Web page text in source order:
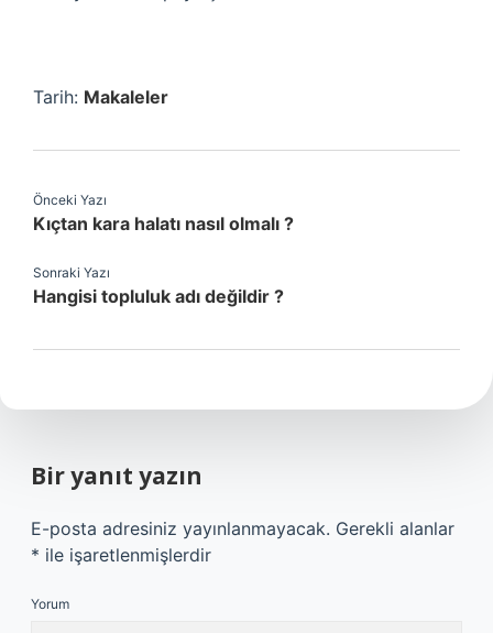
Tarih: Makaleler
Önceki Yazı
Kıçtan kara halatı nasıl olmalı ?
Sonraki Yazı
Hangisi topluluk adı değildir ?
Bir yanıt yazın
E-posta adresiniz yayınlanmayacak. Gerekli alanlar
* ile işaretlenmişlerdir
Yorum